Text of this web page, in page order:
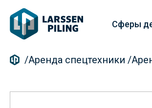
Сферы
/Аренда спецтехники /